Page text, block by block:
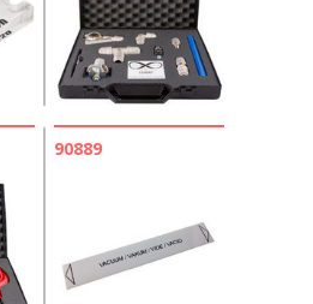
90889